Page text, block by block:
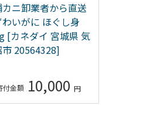
ニ卸業者から直送
いがに ほぐし身
[カネダイ 宮城県 気
20564328]
10,000